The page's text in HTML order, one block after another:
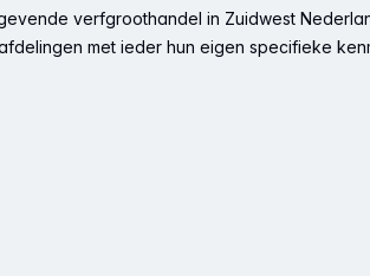
verfgroothandel in Zuidwest
met ieder hun eigen specifieke